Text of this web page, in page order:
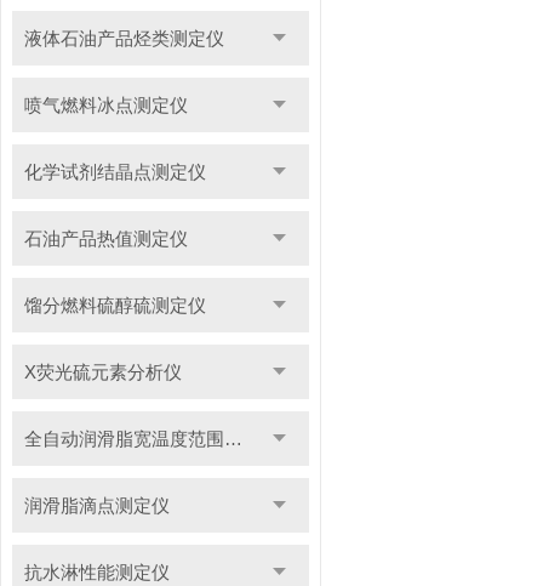
液体石油产品烃类测定仪
喷气燃料冰点测定仪
化学试剂结晶点测定仪
石油产品热值测定仪
馏分燃料硫醇硫测定仪
X荧光硫元素分析仪
全自动润滑脂宽温度范围滴点测定仪
润滑脂滴点测定仪
抗水淋性能测定仪